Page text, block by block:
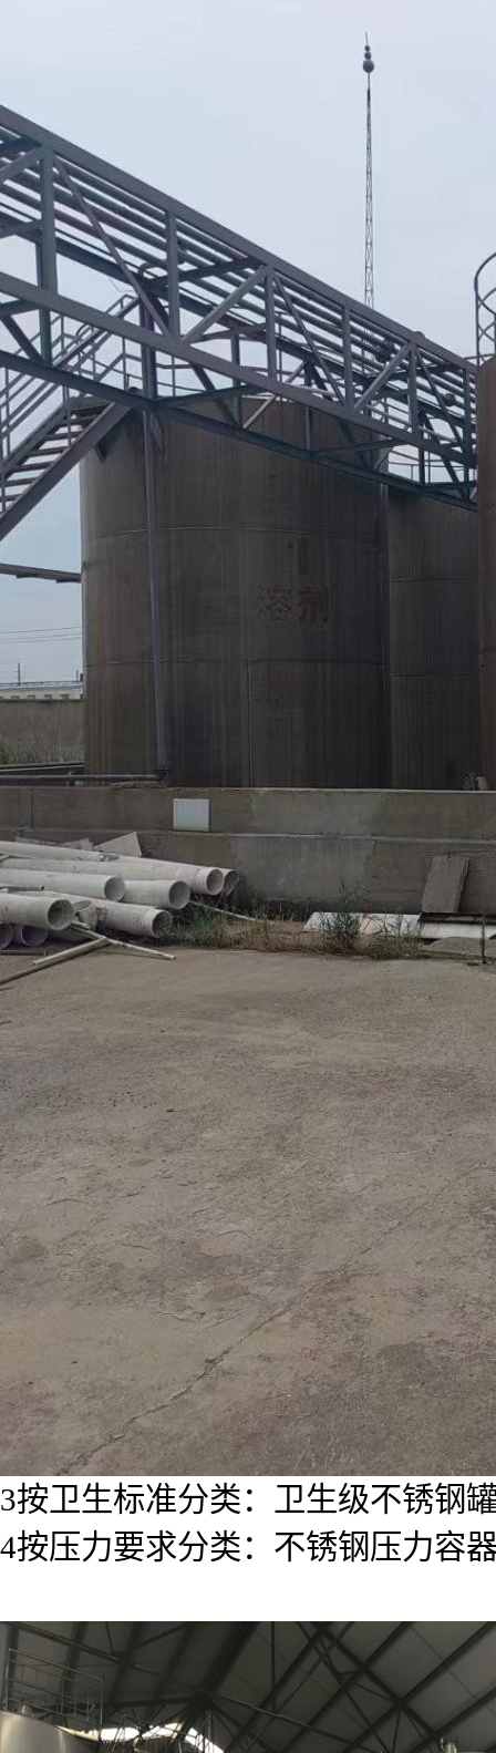
3按卫生标准分类：卫生级不锈钢
4按压力要求分类：不锈钢压力容